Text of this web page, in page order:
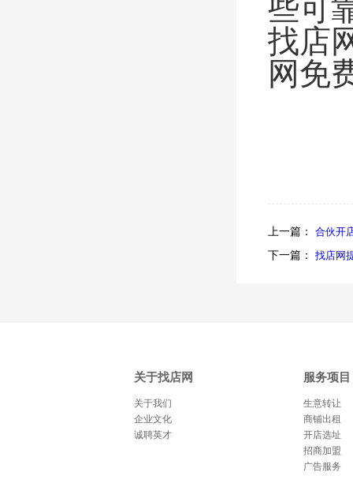
些可
找店
网免
上一篇：
合伙开
下一篇：
找店网
关于找店网
关于我们
企业文化
诚聘英才
服务项目
生意转让
商铺出租
开店选址
招商加盟
广告服务